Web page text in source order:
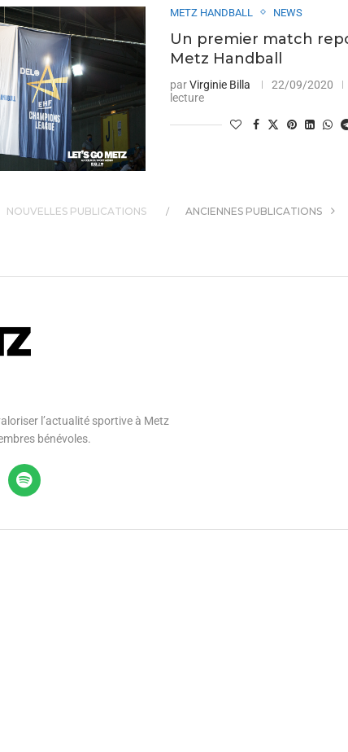
METZ HANDBALL NEWS
Un premier match
Metz Handball
parVirginie Billa 22/09/2020
lecture
NOUVELLES PUBLICATIONS ANCIENNES PUBLICATIONS
l’actualité sportive à Metz
bénévoles.